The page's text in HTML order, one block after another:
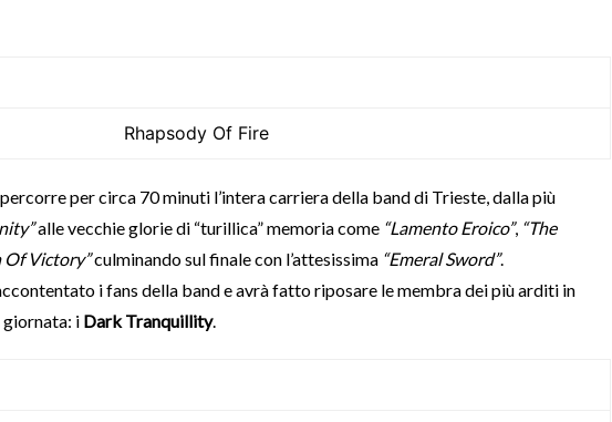
Rhapsody Of Fire
per circa 70 minuti l’intera carriera della band di Trieste, dalla più
alle vecchie glorie di “turillica” memoria come “Lamento Eroico”, “The
Of Victory”culminando sul finale con l’attesissima “Emeral Sword”.
i fans della band e avrà fatto riposare le membra dei più arditi in
giornata: i Dark Tranquillity.